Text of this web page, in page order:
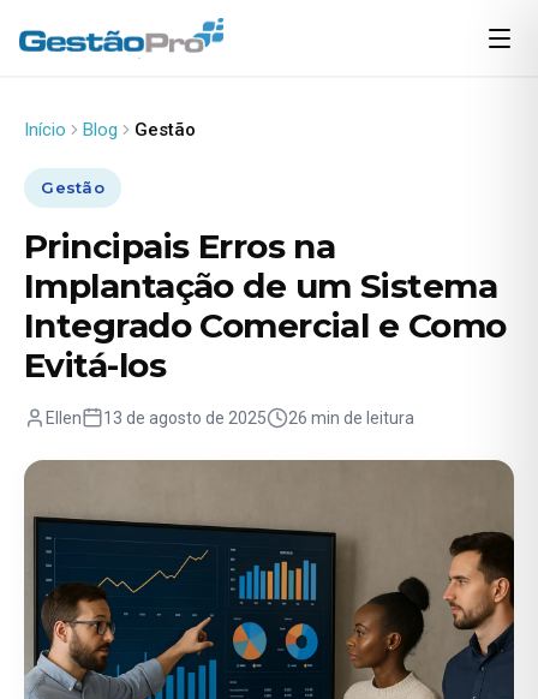
Início Blog Gestão
Gestão
Principais Erros na
Implantação de um Sistema
Integrado Comercial e Como
Evitá-los
Ellen 13 de agosto de 2025 26 min de leitura